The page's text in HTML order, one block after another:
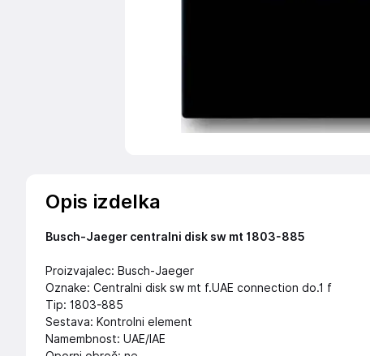
Opis izdelka
Busch-Jaeger centralni disk sw mt 1803-885
Proizvajalec: Busch-Jaeger
Oznake: Centralni disk sw mt f.UAE connection do.1 f
Tip: 1803-885
Sestava: Kontrolni element
Namembnost: UAE/IAE